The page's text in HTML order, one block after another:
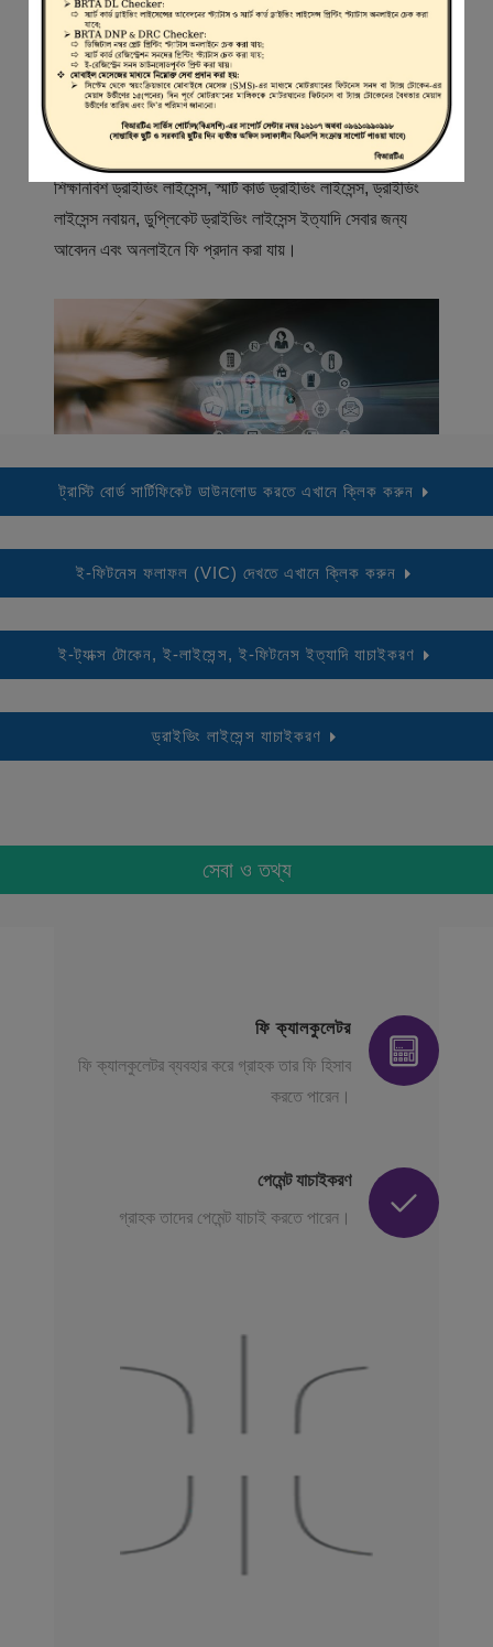
স্বাগতম
বিআরটিএ সার্ভিস পোর্টাল (বিএসপি) বাংলাদেশ রোড ট্রান্সপোর্ট অথরিটি
(বিআরটিএ) এর একটি অনলাইন সেবা প্রদানের মাধ্যম যেখানে ড্রাইভার,
মোটরযান মালিক, মোটরযান বিক্রেতাদের নিবন্ধিত করা হয় এবং
শিক্ষানবিশ ড্রাইভিং লাইসেন্স, স্মার্ট কার্ড ড্রাইভিং লাইসেন্স, ড্রাইভিং
লাইসেন্স নবায়ন, ডুপ্লিকেট ড্রাইভিং লাইসেন্স ইত্যাদি সেবার জন্য
আবেদন এবং অনলাইনে ফি প্রদান করা যায়।
ট্রাস্টি বোর্ড সার্টিফিকেট ডাউনলোড করতে এখানে ক্লিক করুন
ই-ফিটনেস ফলাফল (VIC) দেখতে এখানে ক্লিক করুন
ই-ট্যাক্স টোকেন, ই-লাইসেন্স, ই-ফিটনেস ইত্যাদি যাচাইকরণ
ড্রাইভিং লাইসেন্স যাচাইকরণ
সেবা ও তথ্য
ফি ক্যালকুলেটর
ফি ক্যালকুলেটর ব্যবহার করে গ্রাহক তার ফি হিসাব
করতে পারেন।
পেমেন্ট যাচাইকরণ
গ্রাহক তাদের পেমেন্ট যাচাই করতে পারেন।